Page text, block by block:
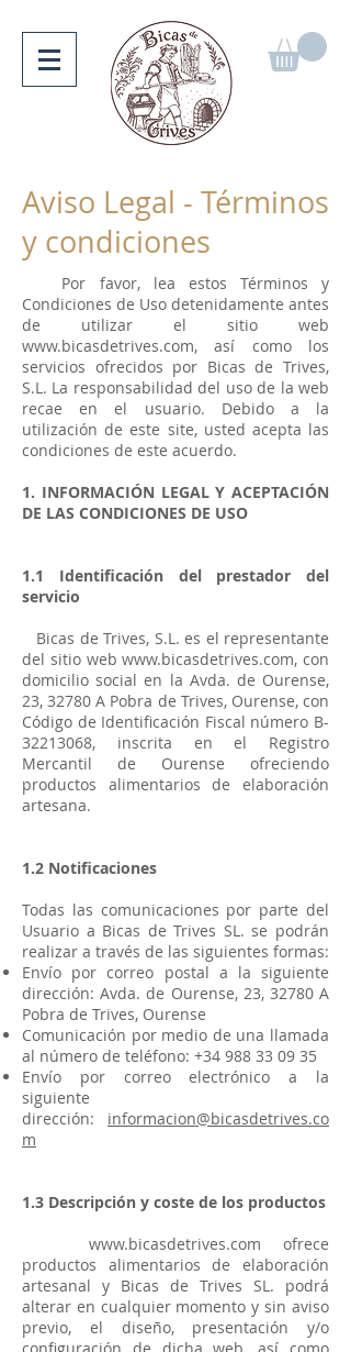
Aviso Legal - Términos
y condiciones
Por favor, lea estos Términos y
Condiciones de Uso detenidamente antes
de utilizar el sitio web
www.bicasdetrives.com, así como los
servicios ofrecidos por Bicas de Trives,
S.L. La responsabilidad del uso de la web
recae en el usuario. Debido a la
utilización de este site, usted acepta las
condiciones de este acuerdo.
1. INFORMACIÓN LEGAL Y ACEPTACIÓN
DE LAS CONDICIONES DE USO
1.1 Identificación del prestador del
servicio
Bicas de Trives, S.L. es el representante
del sitio webwww.bicasdetrives.com, con
domicilio social en la Avda. de Ourense,
23, 32780 A Pobra de Trives, Ourense, con
Código de Identificación Fiscal número B-
32213068, inscrita en el Registro
Mercantil de Ourense ofreciendo
productos alimentarios de elaboración
artesana.
1.2 Notificaciones
Todas las comunicaciones por parte del
Usuario a Bicas de Trives SL. se podrán
realizar a través de las siguientes formas:
Envío por correo postal a la siguiente
dirección: Avda. de Ourense, 23, 32780 A
Pobra de Trives, Ourense
Comunicación por medio de una llamada
al número de teléfono: +34 988 33 09 35
Envío por correo electrónico a la
siguiente
dirección: informacion@bicasdetrives.co
m
1.3 Descripción y coste de los productos
www.bicasdetrives.com ofrece
productos alimentarios de elaboración
artesanal y Bicas de Trives SL. podrá
alterar en cualquier momento y sin aviso
previo, el diseño, presentación y/o